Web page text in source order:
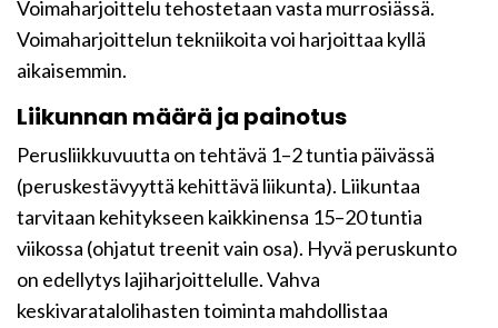
Voimaharjoittelu tehostetaan vasta murrosiässä.
Voimaharjoittelun tekniikoita voi harjoittaa kyllä
aikaisemmin.
Liikunnan määrä ja painotus
Perusliikkuvuutta on tehtävä 1–2 tuntia päivässä
(peruskestävyyttä kehittävä liikunta). Liikuntaa
tarvitaan kehitykseen kaikkinensa 15–20 tuntia
viikossa (ohjatut treenit vain osa). Hyvä peruskunto
on edellytys lajiharjoittelulle. Vahva
keskivaratalolihasten toiminta mahdollistaa